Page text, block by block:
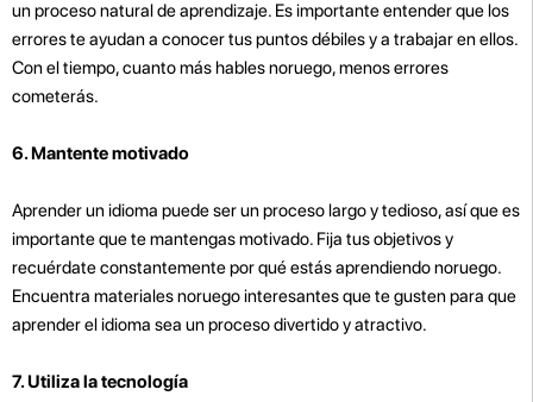
un proceso natural de aprendizaje. Es importante entender que los
errores te ayudan a conocer tus puntos débiles y a trabajar en ellos.
Con el tiempo, cuanto más hables noruego, menos errores
cometerás.
6. Mantente motivado
Aprender un idioma puede ser un proceso largo y tedioso, así que es
importante que te mantengas motivado. Fija tus objetivos y
recuérdate constantemente por qué estás aprendiendo noruego.
Encuentra materiales noruego interesantes que te gusten para que
aprender el idioma sea un proceso divertido y atractivo.
7. Utiliza la tecnología